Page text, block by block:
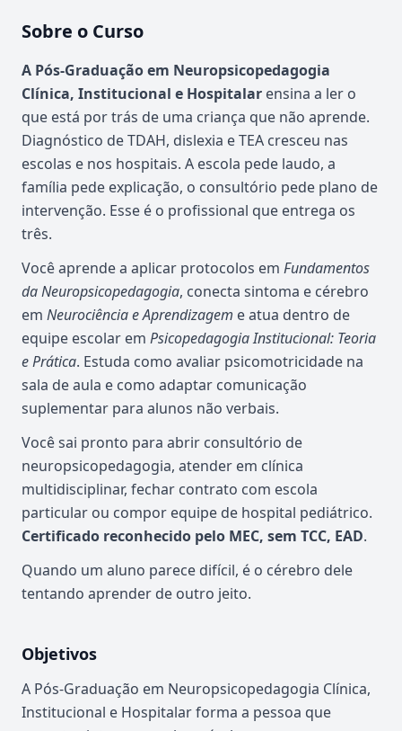
Sobre o Curso
Atualizado em abril de 2026
A Pós-Graduação em Neuropsicopedagogia
Clínica, Institucional e Hospitalar ensina a ler o
que está por trás de uma criança que não aprende.
Diagnóstico de TDAH, dislexia e TEA cresceu nas
escolas e nos hospitais. A escola pede laudo, a
família pede explicação, o consultório pede plano de
intervenção. Esse é o profissional que entrega os
três.
Você aprende a aplicar protocolos em Fundamentos
da Neuropsicopedagogia, conecta sintoma e cérebro
em Neurociência e Aprendizagem e atua dentro de
equipe escolar em Psicopedagogia Institucional: Teoria
e Prática. Estuda como avaliar psicomotricidade na
sala de aula e como adaptar comunicação
suplementar para alunos não verbais.
Você sai pronto para abrir consultório de
neuropsicopedagogia, atender em clínica
multidisciplinar, fechar contrato com escola
particular ou compor equipe de hospital pediátrico.
Certificado reconhecido pelo MEC, sem TCC, EAD.
Quando um aluno parece difícil, é o cérebro dele
tentando aprender de outro jeito.
Objetivos
A Pós-Graduação em Neuropsicopedagogia Clínica,
Institucional e Hospitalar forma a pessoa que